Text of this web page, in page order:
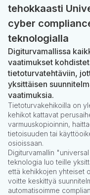
tehokkaasti
cyber
teknologialla
Digiturvamallissa
vaatimukset
tietoturvatehtäviin,
yksittäisen
vaatimuksia.
Tietoturvakehikoilla on
kehikot kattavat
varmuuskopioinnin,
tietoisuuden tai
osioissaan.
Digiturvamallin
teknologia luo teille
että kehikkojen yhteiset
voitte keskittyä
automatisoimme